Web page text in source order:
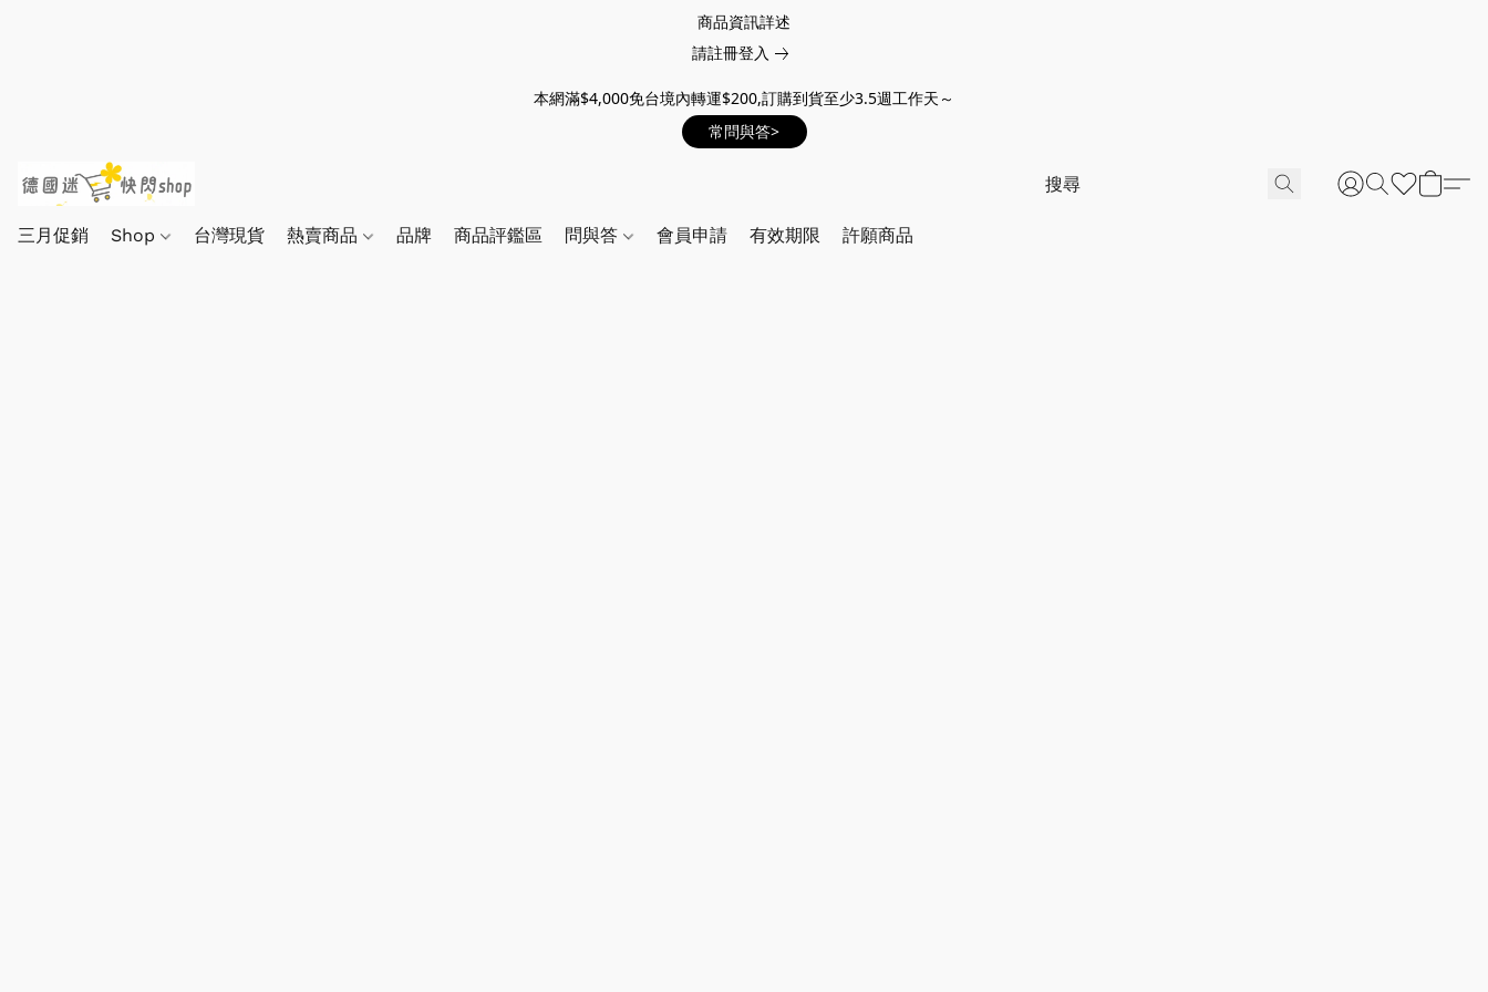
商品資訊詳述
請註冊登入
本網滿$4,000免台境內轉運$200,訂購到貨至少3.5週工作天～
常問與答>
三月促銷 Shop 台灣現貨 熱賣商品 品牌 商品評鑑區 問與答 會員申請 有效期限 許願商品